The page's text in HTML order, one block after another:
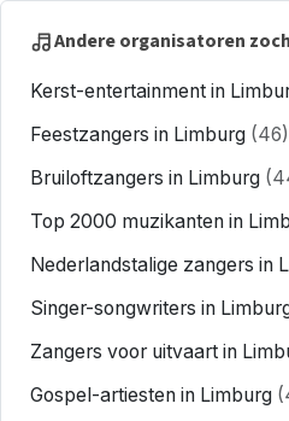
Andere organisatoren
Kerst-entertainment in
Feestzangers in Limburg (46)
Bruiloftzangers in Limburg
Top 2000 muzikanten in
Nederlandstalige zangers in
Singer-songwriters in
Zangers voor uitvaart in
Gospel-artiesten in Limburg